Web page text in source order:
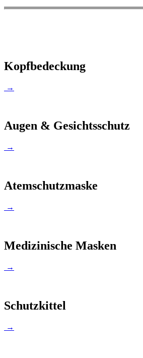
Kopfbedeckung
→
Augen & Gesichtsschutz
→
Atemschutzmaske
→
Medizinische Masken
→
Schutzkittel
→